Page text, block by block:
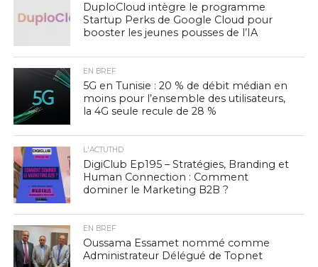
DuploCloud intègre le programme
Startup Perks de Google Cloud pour
booster les jeunes pousses de l’IA
EN BREF
5G en Tunisie : 20 % de débit médian en
moins pour l’ensemble des utilisateurs,
la 4G seule recule de 28 %
L'ACTUTHD
DigiClub Ep195 – Stratégies, Branding et
Human Connection : Comment
dominer le Marketing B2B ?
EN BREF
Oussama Essamet nommé comme
Administrateur Délégué de Topnet